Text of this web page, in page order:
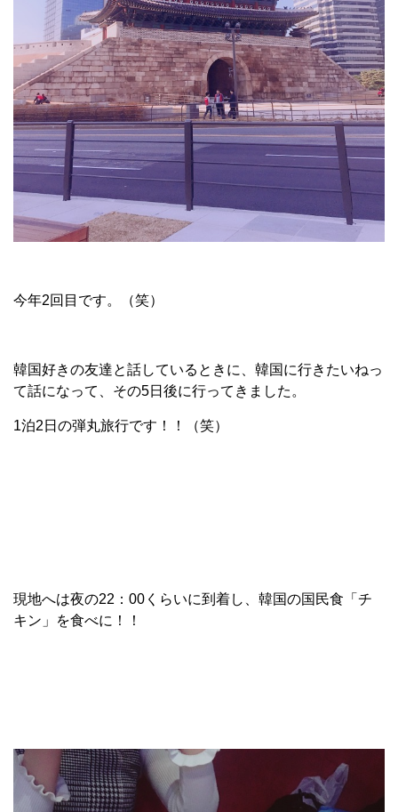
今年2回目です。（笑）
韓国好きの友達と話しているときに、韓国に行きたいねっ
て話になって、その5日後に行ってきました。
1泊2日の弾丸旅行です！！（笑）
現地へは夜の22：00くらいに到着し、韓国の国民食「チ
キン」を食べに！！